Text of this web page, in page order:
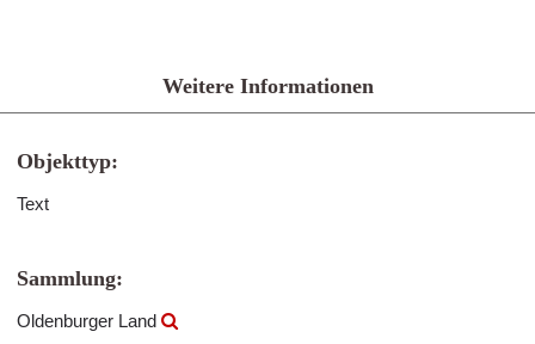
Weitere Informationen
Objekttyp:
Text
Sammlung:
Oldenburger Land